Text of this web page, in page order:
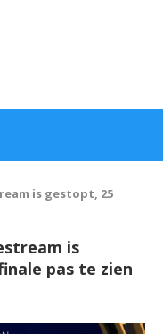
is gestopt, 25
is
pas te zien